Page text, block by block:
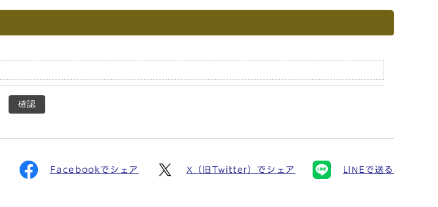
確認
Facebookでシェア X（旧Twitter）でシェア LINEで送る